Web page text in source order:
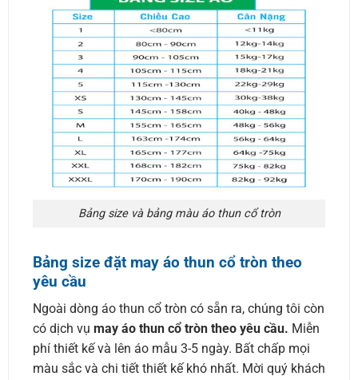
Bảng size và bảng màu áo thun cổ tròn
Bảng size đặt may áo thun cổ tròn theo
yêu cầu
Ngoài dòng áo thun cổ tròn có sẵn ra, chúng tôi còn
có dịch vụ may áo thun cổ tròn theo yêu cầu. Miễn
phí thiết kế và lên áo mẫu 3-5 ngày. Bất chấp mọi
màu sắc và chi tiết thiết kế khó nhất. Mời quý khách